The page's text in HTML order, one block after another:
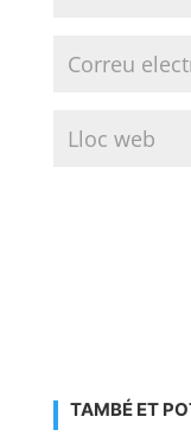
TAMBÉ ET